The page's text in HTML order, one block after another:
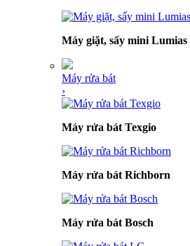
Máy giặt, sấy mini Lumias
Máy rửa bát
›
Máy rửa bát Texgio
Máy rửa bát Richborn
Máy rửa bát Bosch